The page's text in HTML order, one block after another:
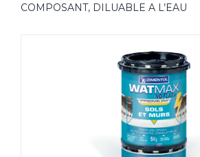
COMPOSANT, DILUABLE A L’EAU